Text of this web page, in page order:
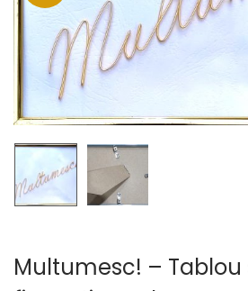
Multumesc! –